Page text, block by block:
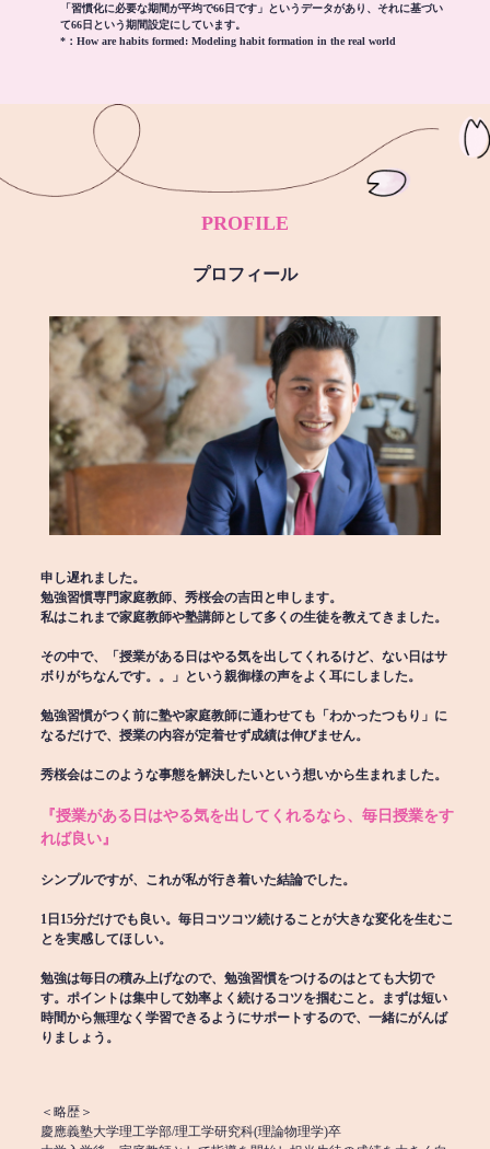
「習慣化に必要な期間が平均で66日です」というデータがあり、それに基づい
て66日という期間設定にしています。
*： How are habits formed: Modeling habit formation in the real world
PROFILE
プロフィール
申し遅れました。
勉強習慣専門家庭教師、秀桜会の吉田と申します。
私はこれまで家庭教師や塾講師として多くの生徒を教えてきました。
その中で、「授業がある日はやる気を出してくれるけど、ない日はサ
ボりがちなんです。。」という親御様の声をよく耳にしました。
勉強習慣がつく前に塾や家庭教師に通わせても「わかったつもり」に
なるだけで、授業の内容が定着せず成績は伸びません。
秀桜会はこのような事態を解決したいという想いから生まれました。
『授業がある日はやる気を出してくれるなら、毎日授業をす
れば良い』
シンプルですが、これが私が行き着いた結論でした。
1日15分だけでも良い。毎日コツコツ続けることが大きな変化を生むこ
とを実感してほしい。
勉強は毎日の積み上げなので、勉強習慣をつけるのはとても大切で
す。ポイントは集中して効率よく続けるコツを掴むこと。まずは短い
時間から無理なく学習できるようにサポートするので、一緒にがんば
りましょう。
＜略歴＞
慶應義塾大学理工学部/理工学研究科(理論物理学)卒